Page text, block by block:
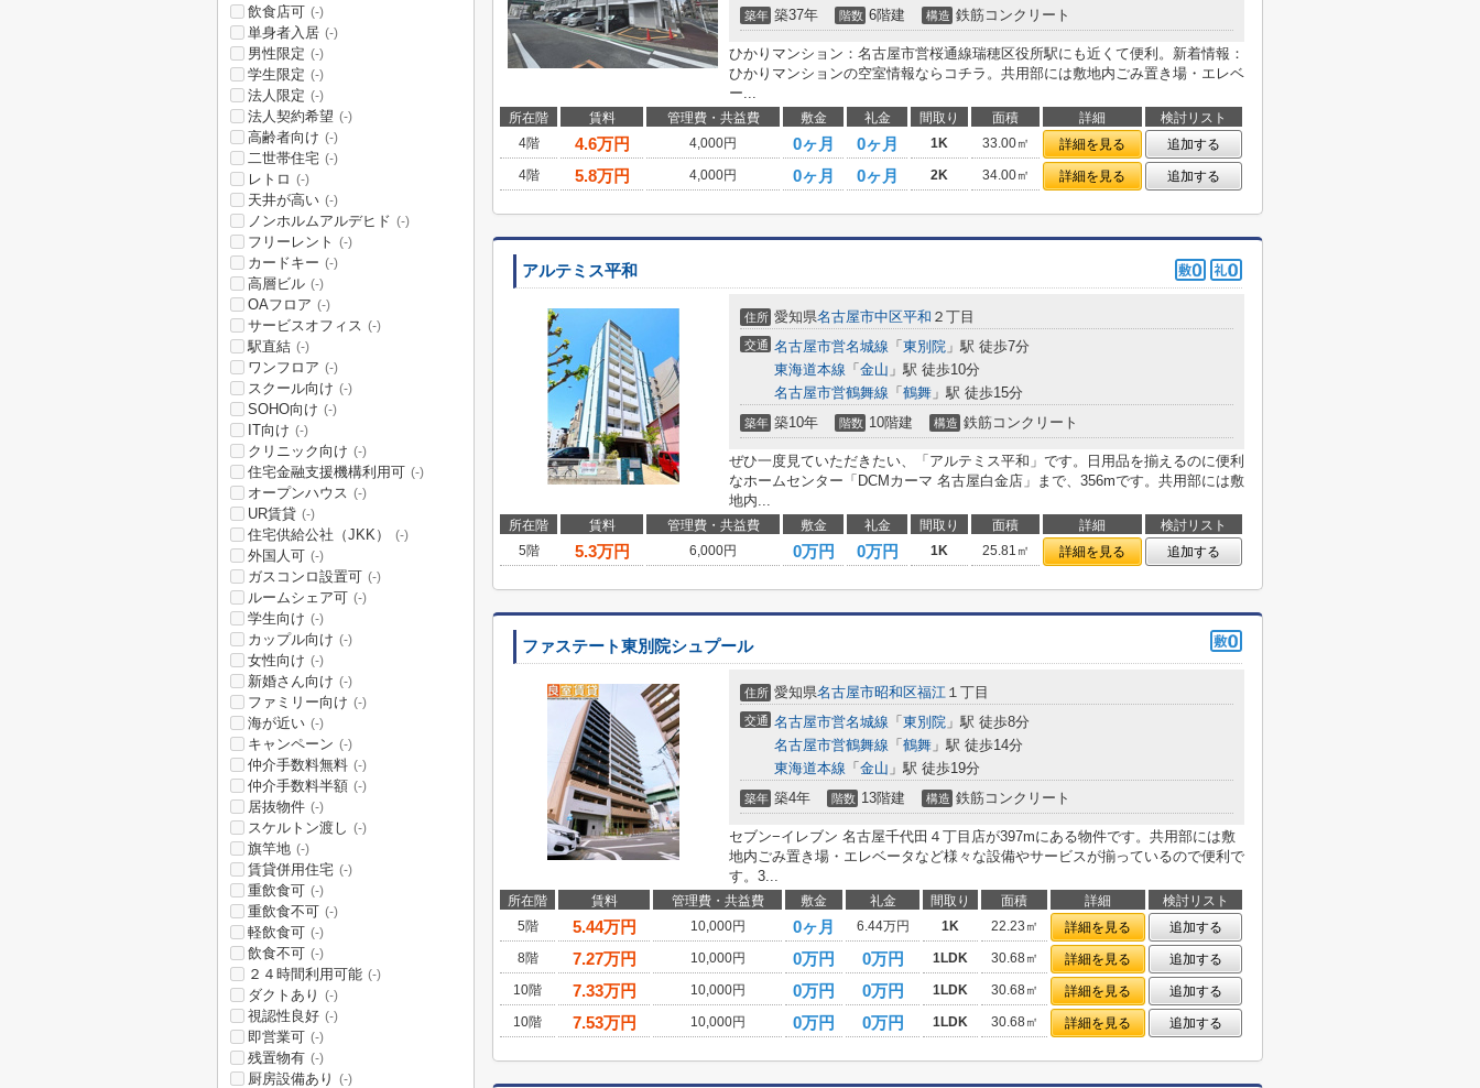
築年 築37年 階数 6階建 構造 鉄筋コンクリート
ひかりマンション：名古屋市営桜通線瑞穂区役所駅にも近くて便利。新着情報：
ひかりマンションの空室情報ならコチラ。共用部には敷地内ごみ置き場・エレベ
ー...
所在階 賃料 管理費・共益費 敷金 礼金 間取り 面積 詳細
検討リスト
4階
4.6万円 4,000円 0ヶ月 0ヶ月 1K 33.00㎡ 詳細を見る
追加する
4階
5.8万円 4,000円 0ヶ月 0ヶ月 2K 34.00㎡ 詳細を見る 追加する
アルテミス平和
住所 愛知県名古屋市中区平和 ２丁目
交通 名古屋市営名城線 「 東別院 」駅 徒歩7分
東海道本線 「 金山 」駅 徒歩10分
名古屋市営鶴舞線 「 鶴舞 」駅 徒歩15分
築年 築10年 階数 10階建 構造 鉄筋コンクリート
ぜひ一度見ていただきたい、「アルテミス平和」です。日用品を揃えるのに便利
なホームセンター「DCMカーマ 名古屋白金店」まで、356mです。共用部には敷
地内...
所在階 賃料 管理費・共益費 敷金 礼金 間取り 面積 詳細
検討リスト
5階
5.3万円 6,000円 0万円 0万円 1K 25.81㎡ 詳細を見る 追加する
ファステート東別院シュプール
住所 愛知県名古屋市昭和区福江 １丁目
交通 名古屋市営名城線 「 東別院 」駅 徒歩8分
名古屋市営鶴舞線 「 鶴舞 」駅 徒歩14分
東海道本線 「 金山 」駅 徒歩19分
築年 築4年 階数 13階建 構造 鉄筋コンクリート
セブン−イレブン 名古屋千代田４丁目店が397mにある物件です。共用部には敷
地内ごみ置き場・エレベータなど様々な設備やサービスが揃っているので便利で
す。3...
所在階 賃料 管理費・共益費 敷金 礼金 間取り 面積 詳細
検討リスト
5階
5.44万円 10,000円 0ヶ月 6.44万円 1K 22.23㎡ 詳細を見る
追加する
8階
7.27万円 10,000円 0万円 0万円 1LDK 30.68㎡ 詳細を見る
追加する
10階
7.33万円 10,000円 0万円 0万円 1LDK 30.68㎡ 詳細を見る
追加する
10階
7.53万円 10,000円 0万円 0万円 1LDK 30.68㎡ 詳細を見る 追加する
飲食店可 (-)
単身者入居 (-)
男性限定 (-)
学生限定 (-)
法人限定 (-)
法人契約希望 (-)
高齢者向け (-)
二世帯住宅 (-)
レトロ (-)
天井が高い (-)
ノンホルムアルデヒド (-)
フリーレント (-)
カードキー (-)
高層ビル (-)
OAフロア (-)
サービスオフィス (-)
駅直結 (-)
ワンフロア (-)
スクール向け (-)
SOHO向け (-)
IT向け (-)
クリニック向け (-)
住宅金融支援機構利用可 (-)
オープンハウス (-)
UR賃貸 (-)
住宅供給公社（JKK） (-)
外国人可 (-)
ガスコンロ設置可 (-)
ルームシェア可 (-)
学生向け (-)
カップル向け (-)
女性向け (-)
新婚さん向け (-)
ファミリー向け (-)
海が近い (-)
キャンペーン (-)
仲介手数料無料 (-)
仲介手数料半額 (-)
居抜物件 (-)
スケルトン渡し (-)
旗竿地 (-)
賃貸併用住宅 (-)
重飲食可 (-)
重飲食不可 (-)
軽飲食可 (-)
飲食不可 (-)
２４時間利用可能 (-)
ダクトあり (-)
視認性良好 (-)
即営業可 (-)
残置物有 (-)
厨房設備あり (-)